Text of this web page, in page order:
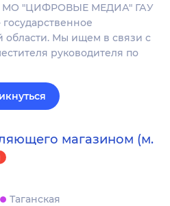
МО "ЦИФРОВЫЕ МЕДИА" ГАУ
области. Мы ищем в связи с
руководителя по
магазином (м.
Таганская